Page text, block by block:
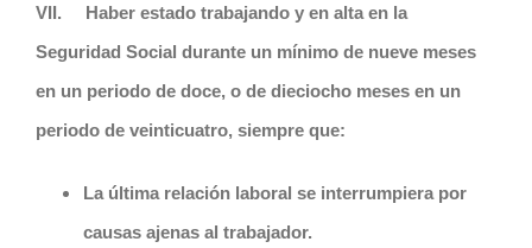
VII. Haber estado trabajando y en alta en la
Seguridad Social durante un mínimo de nueve meses
en un periodo de doce, o de dieciocho meses en un
periodo de veinticuatro, siempre que:
La última relación laboral se interrumpiera por
causas ajenas al trabajador.